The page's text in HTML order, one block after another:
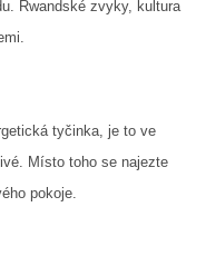
Rwandské zvyky, kultura
tyčinka, je to ve
Místo toho se najezte
pokoje.